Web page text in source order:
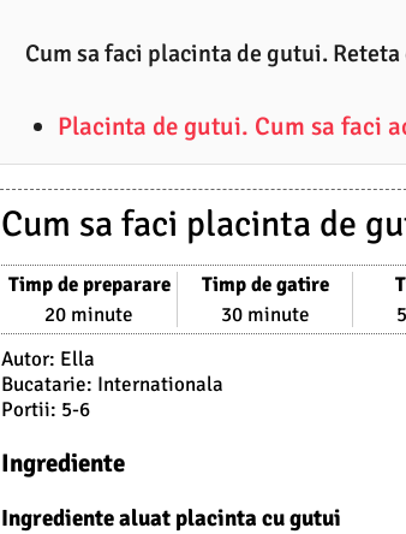
Cum sa faci placinta de gutui.
Placinta de gutui. Cum sa faci
Cum sa faci placinta de
Timp de preparare
20 minute
Timp de gatire
30 minute
Autor: Ella
Bucatarie: Internationala
Portii: 5-6
Ingrediente
Ingrediente aluat placinta cu gutui